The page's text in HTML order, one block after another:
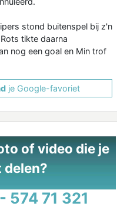
stond buitenspel bij z'n
tikte daarna
nog een goal en Min trof
je Google-favoriet
of video die je
delen?
574 71 321